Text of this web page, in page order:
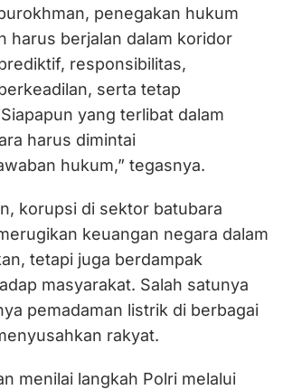
penegakan hukum
harus berjalan dalam koridor
responsibilitas,
serta tetap
yang terlibat dalam
harus dimintai
hukum,” tegasnya.
korupsi di sektor batubara
keuangan negara dalam
tetapi juga berdampak
masyarakat. Salah satunya
pemadaman listrik di berbagai
rakyat.
menilai langkah Polri melalui